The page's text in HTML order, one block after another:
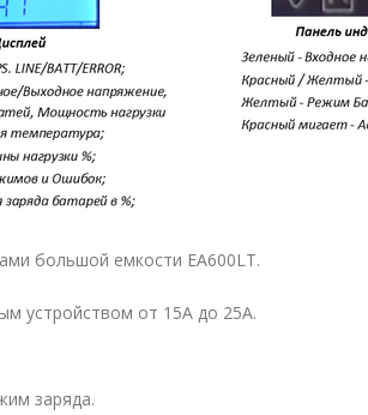
большой емкости EA600LT.
устройством от 15А до 25А.
заряда.